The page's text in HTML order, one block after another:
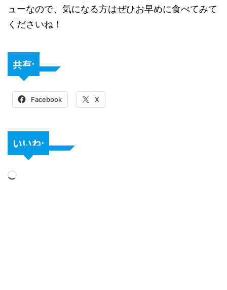
ューなので、気になる方はぜひお早めに食べてみて
くださいね！
共有:
Facebook X
いいね: